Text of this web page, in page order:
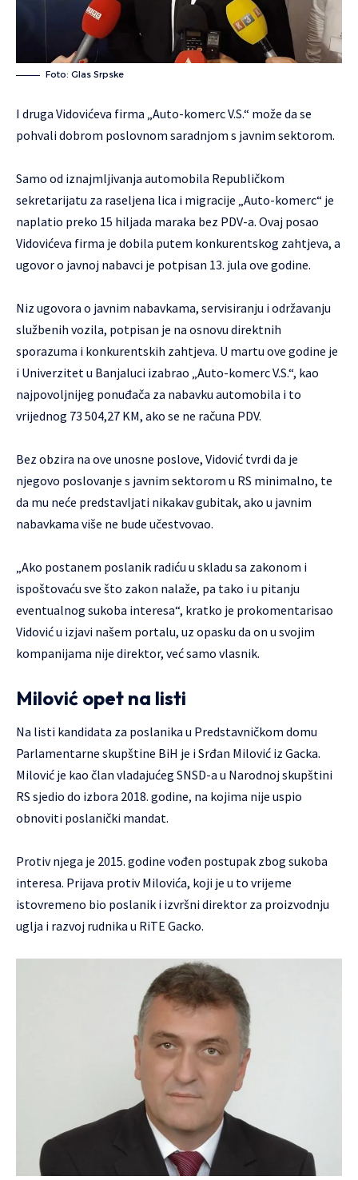
Foto: Glas Srpske
I druga Vidovićeva firma „Auto-komerc V.S.“ može da se
pohvali dobrom poslovnom saradnjom s javnim sektorom.
Samo od iznajmljivanja automobila Republičkom
sekretarijatu za raseljena lica i migracije „Auto-komerc“ je
naplatio preko 15 hiljada maraka bez PDV-a. Ovaj posao
Vidovićeva firma je dobila putem konkurentskog zahtjeva, a
ugovor o javnoj nabavci je potpisan 13. jula ove godine.
Niz ugovora o javnim nabavkama, servisiranju i održavanju
službenih vozila, potpisan je na osnovu direktnih
sporazuma i konkurentskih zahtjeva. U martu ove godine je
i Univerzitet u Banjaluci izabrao „Auto-komerc V.S.“, kao
najpovoljnijeg ponuđača za nabavku automobila i to
vrijednog 73 504,27 KM, ako se ne računa PDV.
Bez obzira na ove unosne poslove, Vidović tvrdi da je
njegovo poslovanje s javnim sektorom u RS minimalno, te
da mu neće predstavljati nikakav gubitak, ako u javnim
nabavkama više ne bude učestvovao.
„Ako postanem poslanik radiću u skladu sa zakonom i
ispoštovaću sve što zakon nalaže, pa tako i u pitanju
eventualnog sukoba interesa“, kratko je prokomentarisao
Vidović u izjavi našem portalu, uz opasku da on u svojim
kompanijama nije direktor, već samo vlasnik.
Milović opet na listi
Na listi kandidata za poslanika u Predstavničkom domu
Parlamentarne skupštine BiH je i Srđan Milović iz Gacka.
Milović je kao član vladajućeg SNSD-a u Narodnoj skupštini
RS sjedio do izbora 2018. godine, na kojima nije uspio
obnoviti poslanički mandat.
Protiv njega je 2015. godine vođen postupak zbog sukoba
interesa. Prijava protiv Milovića, koji je u to vrijeme
istovremeno bio poslanik i izvršni direktor za proizvodnju
uglja i razvoj rudnika u RiTE Gacko.